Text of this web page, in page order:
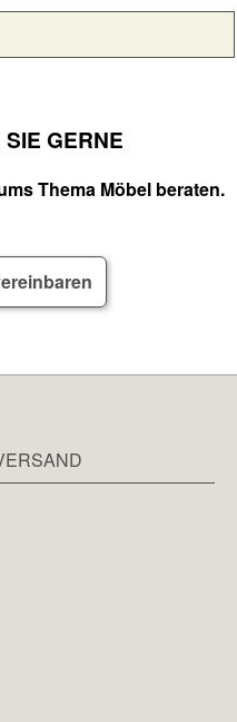
GERNE
Thema Möbel beraten.